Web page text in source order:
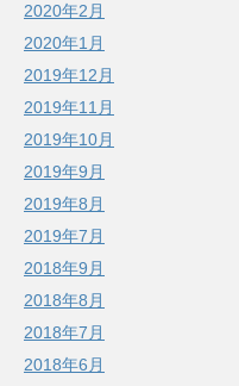
2020年2月
2020年1月
2019年12月
2019年11月
2019年10月
2019年9月
2019年8月
2019年7月
2018年9月
2018年8月
2018年7月
2018年6月